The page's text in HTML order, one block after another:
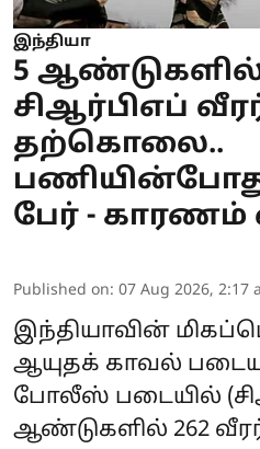
இந்தியா
5 ஆண்டுகளில்
சிஆர்பிஎப்
தற்கொலை..
பணியின்போது
பேர் -
Published on: 07 Aug 2026, 2:17
இந்தியாவின்
ஆயுதக் காவல்
போலீஸ் படையில் (
ஆண்டுகளில் 262